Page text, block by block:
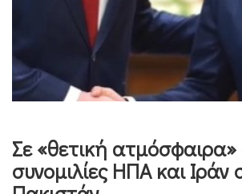
Σε «θετική ατμόσφαιρα»
συνομιλίες ΗΠΑ και Ιράν